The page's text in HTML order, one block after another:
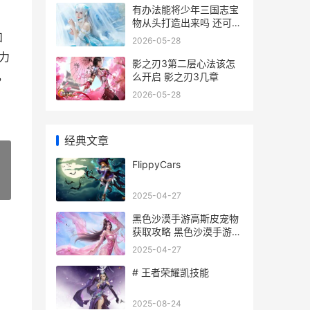
有办法能将少年三国志宝
物从头打造出来吗 还可以
把少年比作什么
2026-05-28
影之刃3第二层心法该怎
么开启 影之刃3几章
2026-05-28
经典文章
FlippyCars
2025-04-27
黑色沙漠手游高斯皮宠物
获取攻略 黑色沙漠手游最
高等级
2025-04-27
# 王者荣耀凯技能
2025-08-24